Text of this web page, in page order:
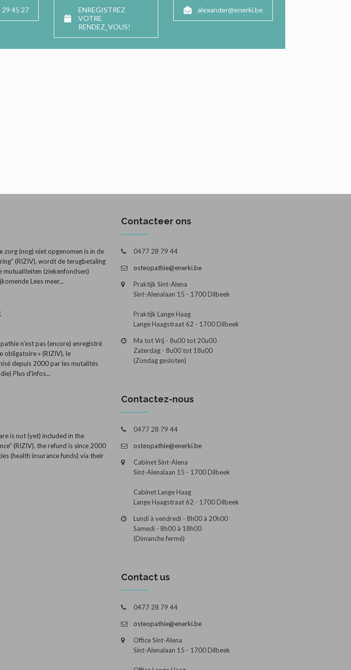
29 45 27
ENREGISTREZ
VOTRE
RENDEZ_VOUS!
alexander@enerki.be
zorg (nog) niet opgenomen is in de
(RIZIV), wordt de terugbetaling
mutualiteiten (ziekenfondsen)
Lees meer...
n’est pas (encore) enregistré
obligatoire » (RIZIV), le
depuis 2000 par les mutalités
Plus d'infos...
is not (yet) included in the
(RIZIV), the refund is since 2000
(health insurance funds) via their
Contacteer ons
0477 28 79 44
osteopathie@enerki.be
Praktijk Sint-Alena
Sint-Alenalaan 15 - 1700 Dilbeek
Praktijk Lange Haag
Lange Haagstraat 62 - 1700 Dilbeek
Ma tot Vrij - 8u00 tot 20u00
Zaterdag - 8u00 tot 18u00
(Zondag gesloten)
Contactez-nous
0477 28 79 44
osteopathie@enerki.be
Cabinet Sint-Alena
Sint-Alenalaan 15 - 1700 Dilbeek
Cabinet Lange Haag
Lange Haagstraat 62 - 1700 Dilbeek
Lundi à vendredi - 8h00 à 20h00
Samedi - 8h00 à 18h00
(Dimanche fermé)
Contact us
0477 28 79 44
osteopathie@enerki.be
Office Sint-Alena
Sint-Alenalaan 15 - 1700 Dilbeek